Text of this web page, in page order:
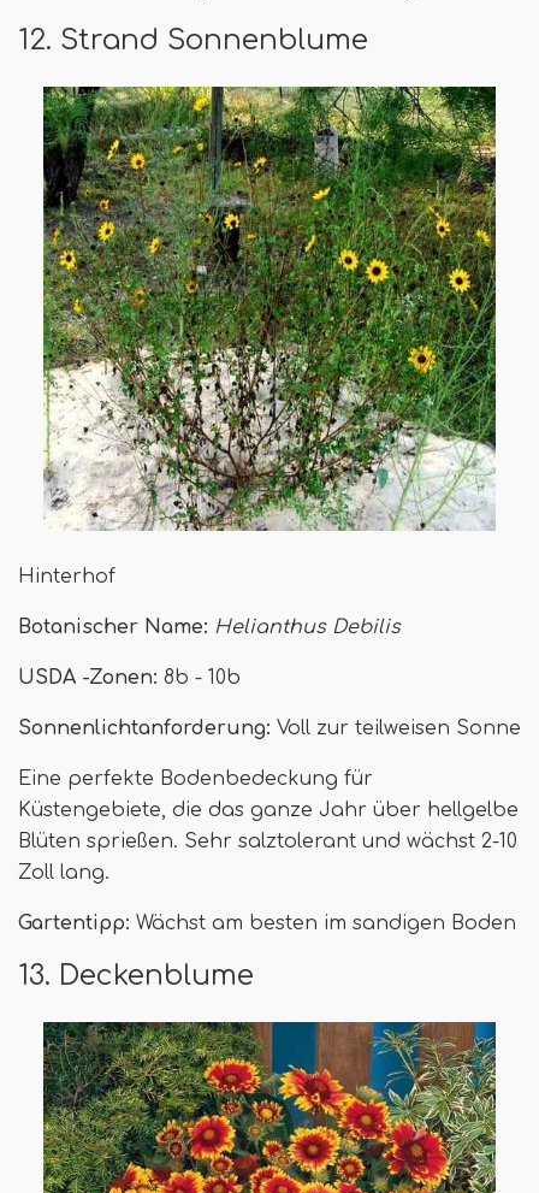
12. Strand Sonnenblume
Hinterhof
Botanischer Name: Helianthus Debilis
USDA -Zonen: 8b - 10b
Sonnenlichtanforderung: Voll zur teilweisen Sonne
Eine perfekte Bodenbedeckung für
Küstengebiete, die das ganze Jahr über hellgelbe
Blüten sprießen. Sehr salztolerant und wächst 2-10
Zoll lang.
Gartentipp: Wächst am besten im sandigen Boden
13. Deckenblume